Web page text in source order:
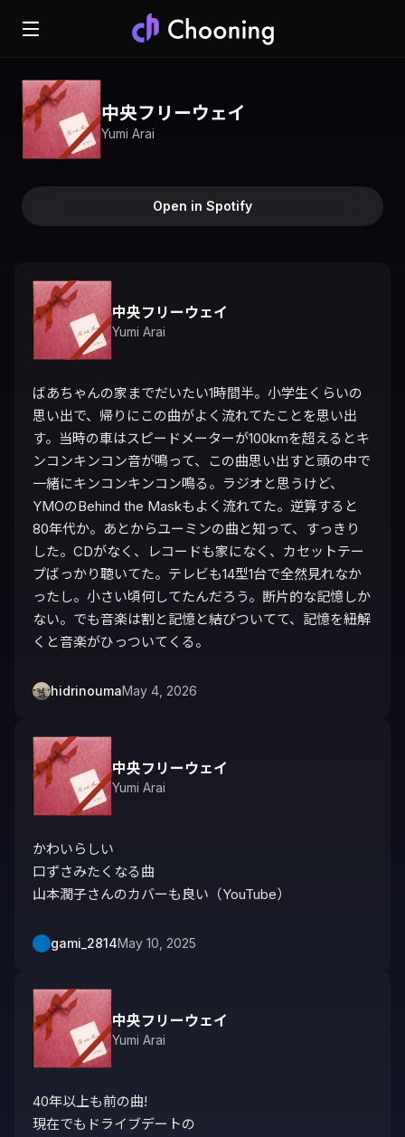
中央フリーウェイ
Yumi Arai
Open in Spotify
中央フリーウェイ
Yumi Arai
ばあちゃんの家までだいたい1時間半。小学生くらいの
思い出で、帰りにこの曲がよく流れてたことを思い出
す。当時の車はスピードメーターが100kmを超えるとキ
ンコンキンコン音が鳴って、この曲思い出すと頭の中で
一緒にキンコンキンコン鳴る。ラジオと思うけど、
YMOのBehind the Maskもよく流れてた。逆算すると
80年代か。あとからユーミンの曲と知って、すっきり
した。CDがなく、レコードも家になく、カセットテー
プばっかり聴いてた。テレビも14型1台で全然見れなか
ったし。小さい頃何してたんだろう。断片的な記憶しか
ない。でも音楽は割と記憶と結びついてて、記憶を紐解
くと音楽がひっついてくる。
hidrinoumaMay 4, 2026
中央フリーウェイ
Yumi Arai
かわいらしい
口ずさみたくなる曲
山本潤子さんのカバーも良い（YouTube）
gami_2814May 10, 2025
中央フリーウェイ
Yumi Arai
40年以上も前の曲!
現在でもドライブデートの